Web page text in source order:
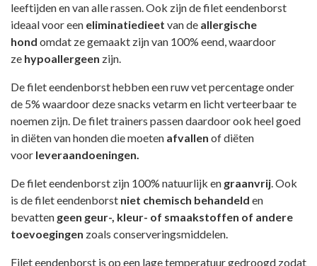
leeftijden en van alle rassen. Ook zijn de filet eendenborst
ideaal voor een eliminatiedieet van de allergische
hond omdat ze gemaakt zijn van 100% eend, waardoor
ze hypoallergeen zijn.
De filet eendenborst hebben een ruw vet percentage onder
de 5% waardoor deze snacks vetarm en licht verteerbaar te
noemen zijn. De filet trainers passen daardoor ook heel goed
in diëten van honden die moeten afvallen of diëten
voor leveraandoeningen.
De filet eendenborst zijn 100% natuurlijk en graanvrij. Ook
is de filet eendenborst niet chemisch behandeld en
bevatten geen geur-, kleur- of smaakstoffen of andere
toevoegingen zoals conserveringsmiddelen.
Filet eendenborst is op een lage temperatuur gedroogd zodat